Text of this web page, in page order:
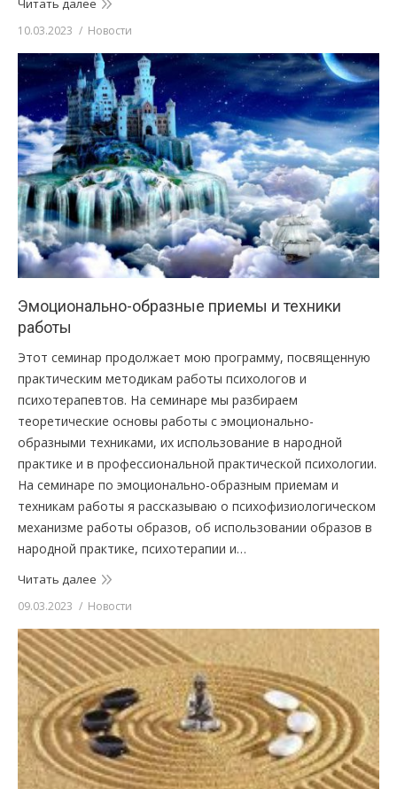
Читать далее
10.03.2023 Новости
Эмоционально-образные приемы и техники
работы
Этот семинар продолжает мою программу, посвященную
практическим методикам работы психологов и
психотерапевтов. На семинаре мы разбираем
теоретические основы работы с эмоционально-
образными техниками, их использование в народной
практике и в профессиональной практической психологии.
На семинаре по эмоционально-образным приемам и
техникам работы я рассказываю о психофизиологическом
механизме работы образов, об использовании образов в
народной практике, психотерапии и…
Читать далее
09.03.2023 Новости